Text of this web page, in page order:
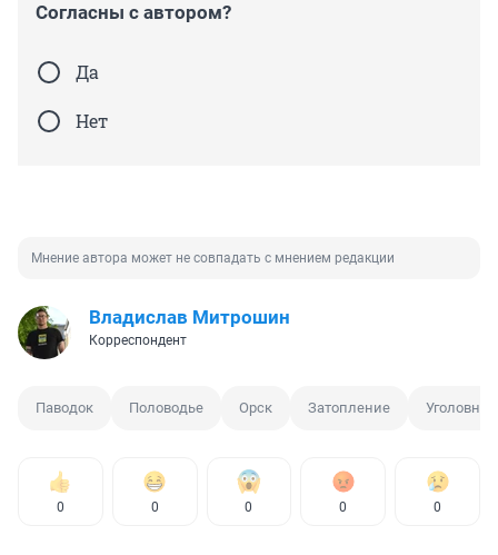
Согласны с автором?
Да
Нет
Мнение автора может не совпадать с мнением редакции
Владислав Митрошин
Корреспондент
Паводок Половодье Орск Затопление
0 0 0 0 0